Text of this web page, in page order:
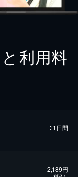
利用料
31日間
2,189円